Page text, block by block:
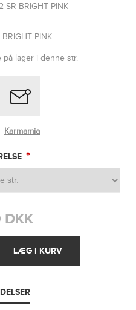
SR BRIGHT PINK
BRIGHT PINK
på lager i denne str.
Karmamia
*
DKK